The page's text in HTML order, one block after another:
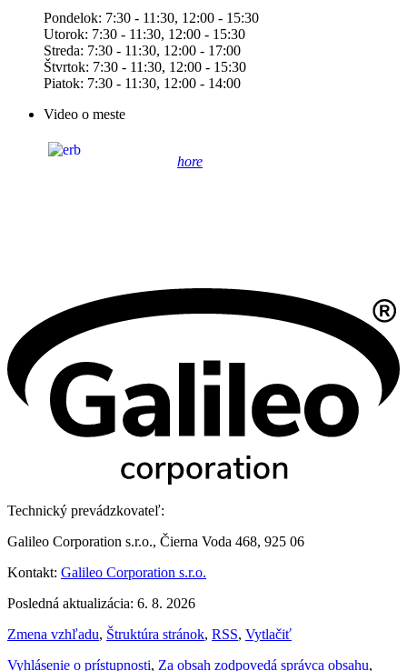
Pondelok: 7:30 - 11:30, 12:00 - 15:30
Utorok: 7:30 - 11:30, 12:00 - 15:30
Streda: 7:30 - 11:30, 12:00 - 17:00
Štvrtok: 7:30 - 11:30, 12:00 - 15:30
Piatok: 7:30 - 11:30, 12:00 - 14:00
Video o meste
hore
Technický prevádzkovateľ:
Galileo Corporation s.r.o., Čierna Voda 468, 925 06
Kontakt: Galileo Corporation s.r.o.
Posledná aktualizácia: 6. 8. 2026
Zmena vzhľadu, Štruktúra stránok, RSS, Vytlačiť
Vyhlásenie o prístupnosti, Za obsah zodpovedá správca obsahu,